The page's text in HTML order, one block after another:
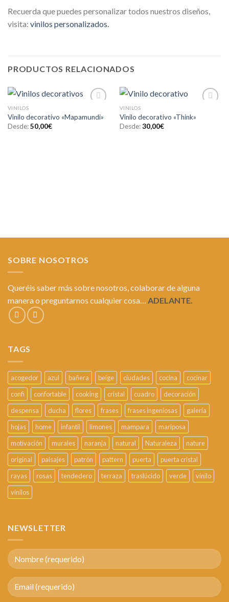
Recuerda que puedes personalizar todos nuestros diseños,
visita: vinilos personalizados.
PRODUCTOS RELACIONADOS
a la
VINILOS
Vinilo decorativo «Mapamundi»
Desde:50,00€
VINILOS
Vinilo decorativo «Think»
Desde:30,00€
SOBRE NOSOTROS
Queréis saber más sobre nosotros, colaborar de alguna
manera o preguntarnos cualquier cosa… ADELANTE.
TAGS
acogedor azul bañera beige ciudades cocina
cocinar
confi
confortable cooking cristal cuadro
decoración
despensa
ducha flores frases frases ingeniosas
galería
hojas
home infantil limones mampara
mariposa
motivación
murales naranja natural Naturaleza
nature
original
paisajes patrón pattern puerta
puerta cristal
rayas
rosas tendedero terraza traslúcido verde
vinilo
vinilos
NEWSLETTER